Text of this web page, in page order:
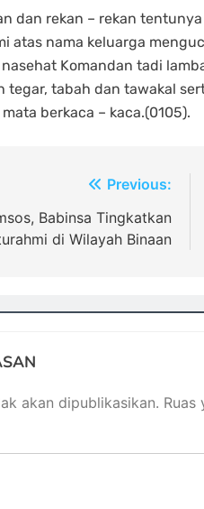
dan rekan – rekan
atas nama keluarga
Komandan tadi
tegar, tabah dan tawakal
berkaca – kaca.(0105).
Previous:
Babinsa Tingkatkan
di Wilayah Binaan
akan dipublikasikan. Ruas